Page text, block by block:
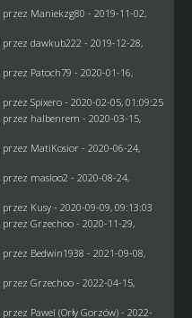
przez Maniekzg80 - 2019-11-02,
przez dawkub222 - 2019-12-28,
przez Patoch79 - 2020-01-16,
przez Spixero- 2020-02-05, 01:09:25
przez halbenrem - 2020-03-15,
przez MatiKosior- 2020-06-24,
przez masloo2 - 2020-08-24,
przez Kusy- 2020-09-09, 09:13:03
przez Grzechoo- 2020-11-29,
przez Bedwin1938 - 2021-09-08,
przez Grzechoo- 2022-04-15,
przez Pawel (Orły Gorzów)- 2022-